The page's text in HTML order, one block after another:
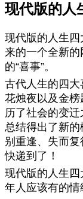
现代版的人
现代版的人生
来的一个全新
的“喜事”。
古代人生的四
花烛夜以及金
历了社会的变
总结得出了新
别重逢、失而复
快递到了！
现代版的人生
年人应该有的情